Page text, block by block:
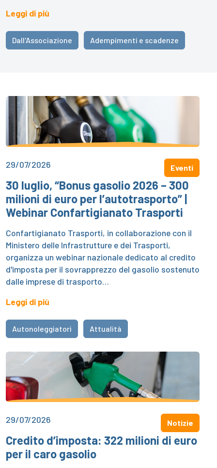
Leggi di più
Dall'Associazione Adempimenti e scadenze
29/07/2026 Eventi
30 luglio, “Bonus gasolio 2026 – 300
milioni di euro per l’autotrasporto” |
Webinar Confartigianato Trasporti
Confartigianato Trasporti, in collaborazione con il
Ministero delle Infrastrutture e dei Trasporti,
organizza un webinar nazionale dedicato al credito
d'imposta per il sovrapprezzo del gasolio sostenuto
dalle imprese di trasporto…
Leggi di più
Autonoleggiatori Attualità
29/07/2026 Notizie
Credito d’imposta: 322 milioni di euro
per il caro gasolio